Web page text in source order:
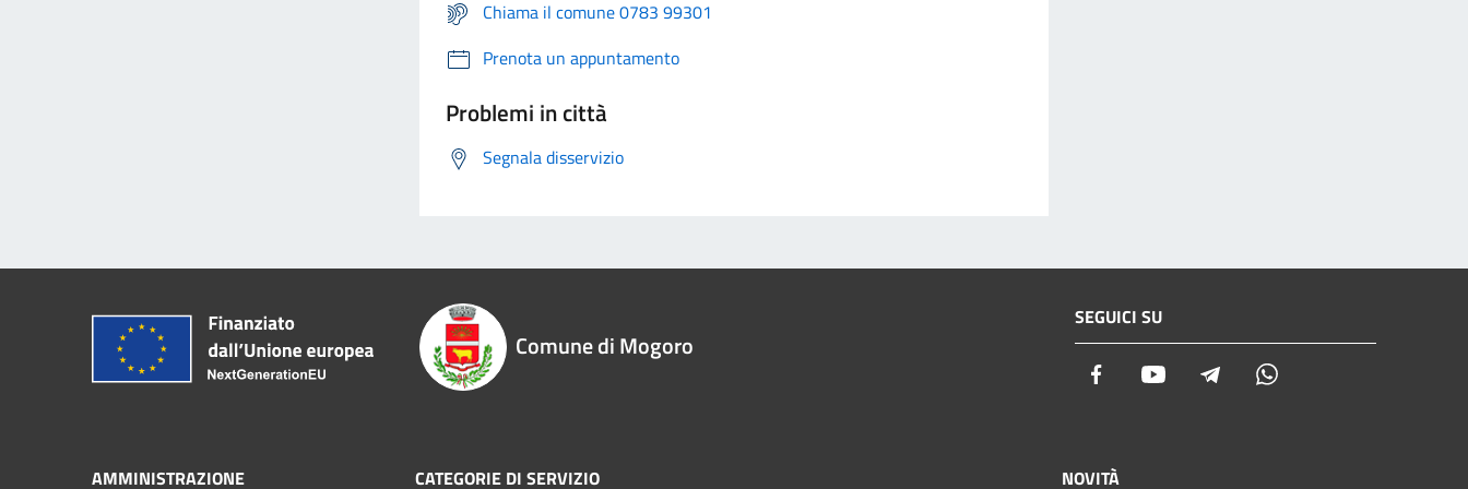
Chiama il comune 0783 99301
Prenota un appuntamento
Problemi in città
Segnala disservizio
Comune di Mogoro
SEGUICI SU
Facebook Youtube Telegram
AMMINISTRAZIONE CATEGORIE DI SERVIZIO NOVITÀ